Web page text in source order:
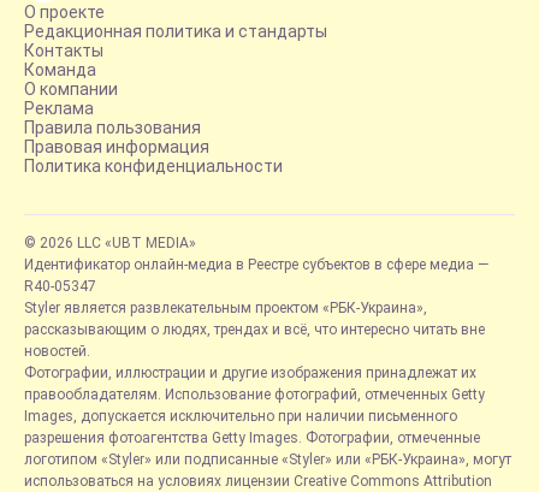
О проекте
Редакционная политика и стандарты
Контакты
Команда
О компании
Реклама
Правила пользования
Правовая информация
Политика конфиденциальности
© 2026 LLC «UBT MEDIA»
Идентификатор онлайн-медиа в Реестре субъектов в сфере медиа —
R40-05347
Styler является развлекательным проектом «РБК-Украина»,
рассказывающим о людях, трендах и всё, что интересно читать вне
новостей.
Фотографии, иллюстрации и другие изображения принадлежат их
правообладателям. Использование фотографий, отмеченных Getty
Images, допускается исключительно при наличии письменного
разрешения фотоагентства Getty Images. Фотографии, отмеченные
логотипом «Styler» или подписанные «Styler» или «РБК-Украина», могут
использоваться на условиях лицензии Creative Commons Attribution